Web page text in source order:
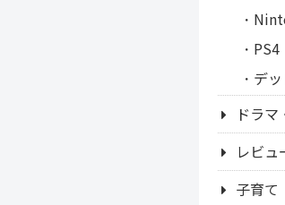
PS4
デ
ドラ
レビュ
子育て